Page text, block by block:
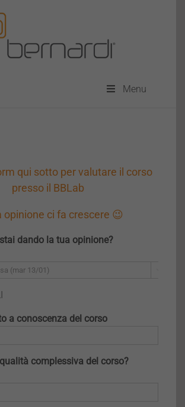
Menu
qui sotto per valutare il corso
presso il BBLab
opinione ci fa crescere 😉
dando la tua opinione?
a conoscenza del corso
complessiva del corso?